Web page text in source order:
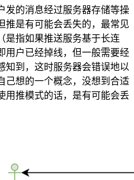
发的消息经过服务器存储等操
推是有可能会丢失的，最常见
是指如果推送服务基于长连
用户已经掉线，但一般需要经
知到，这时服务器会错误地以
己想的一个概念，没想到合适
用推模式的话，是有可能会丢